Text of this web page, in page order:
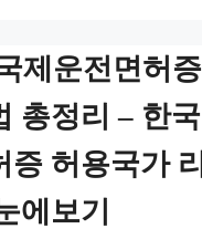
제운전면허증
총정리 – 한국
증 허용국가 리
에보기